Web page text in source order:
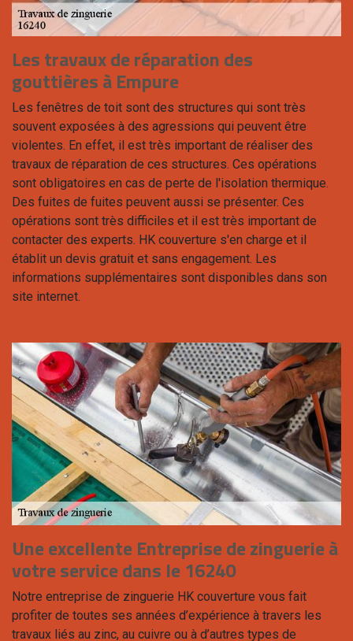
Les travaux de réparation des
gouttières à Empure
Les fenêtres de toit sont des structures qui sont très
souvent exposées à des agressions qui peuvent être
violentes. En effet, il est très important de réaliser des
travaux de réparation de ces structures. Ces opérations
sont obligatoires en cas de perte de l'isolation thermique.
Des fuites de fuites peuvent aussi se présenter. Ces
opérations sont très difficiles et il est très important de
contacter des experts. HK couverture s'en charge et il
établit un devis gratuit et sans engagement. Les
informations supplémentaires sont disponibles dans son
site internet.
Une excellente Entreprise de zinguerie à
votre service dans le 16240
Notre entreprise de zinguerie HK couverture vous fait
profiter de toutes ses années d’expérience à travers les
travaux liés au zinc, au cuivre ou à d’autres types de